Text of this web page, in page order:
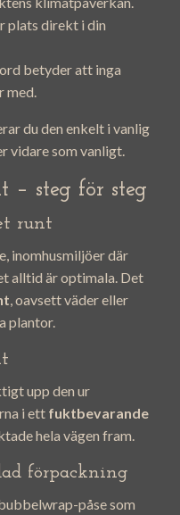
plats direkt i din
betyder att inga
med.
du den enkelt i vanlig
vidare som vanligt.
– steg för steg
runt
inomhusmiljöer där
alltid är optimala. Det
, oavsett väder eller
plantor.
upp den ur
i ett fuktbevarande
hela vägen fram.
förpackning
påse som